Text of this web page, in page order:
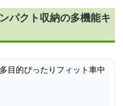
パクト収納の多機能キ